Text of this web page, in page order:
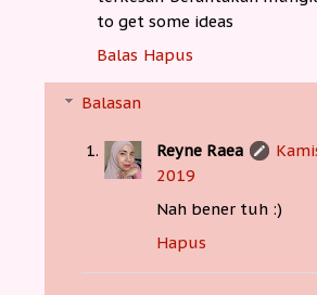
to get some ideas
Balas Hapus
Balasan
Reyne Raea
2019
Nah bener tuh :)
Hapus